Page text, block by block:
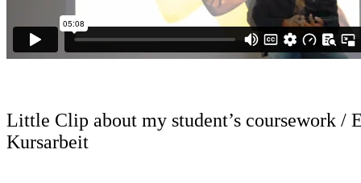
Little Clip about my student’s coursework /
Kursarbeit